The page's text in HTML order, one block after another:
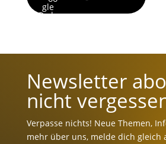
Newsletter
nicht
Verpasse nichts! Neue Themen,
mehr über uns, melde dich gleich